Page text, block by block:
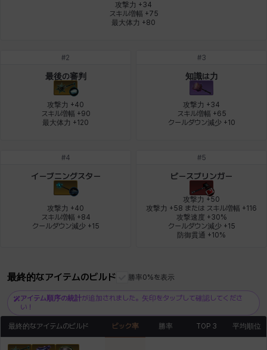
ヒスイ ヒョヌ
フィオラ ブレア
ヘジン マグヌス マルティナ
ルク レノア レノックス
攻撃力 +34
スキル増幅 +75
最大体力 +80
#2
最後の審判
攻撃力 +40
スキル増幅 +90
最大体力 +120
#3
知識は力
攻撃力 +34
スキル増幅 +65
クールダウン減少 +10
#4
イーブニングスター
攻撃力 +40
スキル増幅 +84
クールダウン減少 +15
#5
ピースブリンガー
攻撃力 +50
攻撃力 +58 または スキル増幅 +116
攻撃速度 +30%
クールダウン減少 +15
防御貫通 +10%
最終的なアイテムのビルド 勝率0%を表示
アイテム順序の統計が追加されました。矢印をタップして確認してくださ
い！
最終的なアイテムのビルド ピック率 勝率 TOP 3 平均順位